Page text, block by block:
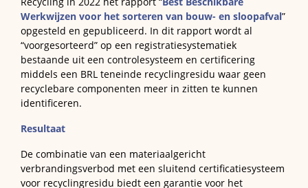
Werkwijzen voor het sorteren van bouw- en sloopafval”
opgesteld en gepubliceerd. In dit rapport wordt al
“voorgesorteerd” op een registratiesystematiek
bestaande uit een controlesysteem en certificering
middels een BRL teneinde recyclingresidu waar geen
recyclebare componenten meer in zitten te kunnen
identificeren.
Resultaat
De combinatie van een materiaalgericht
verbrandingsverbod met een sluitend certificatiesysteem
voor recyclingresidu biedt een garantie voor het